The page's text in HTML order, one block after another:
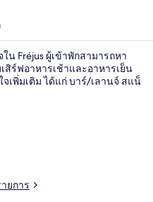
น Fréjus ผู้เข้าพักสามารถหา
สิร์ฟอาหารเช้าและอาหารเย็น
เพิ่มเติม ได้แก่ บาร์/เลานจ์ สแน็
ยการ